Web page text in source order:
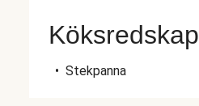
Köksredskap
• Stekpanna